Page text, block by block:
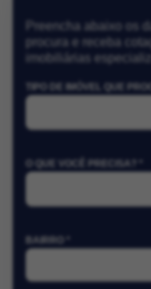
Preencha abaixo os
procura e receba
imobiliárias
TIPO DE IMÓVEL QUE
O QUE VOCÊ PRECISA? *
BAIRRO *